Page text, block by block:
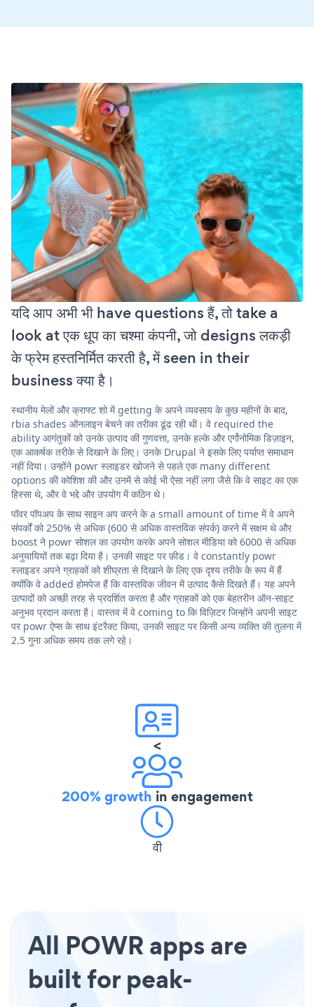
यदि आप अभी भी have questions हैं, तो take a
look at एक धूप का चश्मा कंपनी, जो designs लकड़ी
के फ्रेम हस्तनिर्मित करती है, में seen in their
business क्या है।
स्थानीय मेलों और क्राफ्ट शो में getting के अपने व्यवसाय के कुछ महीनों के बाद,
rbia shades ऑनलाइन बेचने का तरीका ढूंढ रही थी। वे required the
ability आगंतुकों को उनके उत्पाद की गुणवत्ता, उनके हल्के और एर्गोनोमिक डिज़ाइन,
एक आकर्षक तरीके से दिखाने के लिए। उनके Drupal ने इसके लिए पर्याप्त समाधान
नहीं दिया। उन्होंने powr स्लाइडर खोजने से पहले एक many different
options की कोशिश की और उनमें से कोई भी ऐसा नहीं लगा जैसे कि वे साइट का एक
हिस्सा थे, और वे भद्दे और उपयोग में कठिन थे।
पॉवर पॉपअप के साथ साइन अप करने के a small amount of time में वे अपने
संपर्कों को 250% से अधिक (600 से अधिक वास्तविक संपर्क) करने में सक्षम थे और
boost ने powr सोशल का उपयोग करके अपने सोशल मीडिया को 6000 से अधिक
अनुयायियों तक बढ़ा दिया है। उनकी साइट पर फ़ीड। वे constantly powr
स्लाइडर अपने ग्राहकों को शीघ्रता से दिखाने के लिए एक दृश्य तरीके के रूप में हैं
क्योंकि वे added होमपेज हैं कि वास्तविक जीवन में उत्पाद कैसे दिखते हैं। यह अपने
उत्पादों को अच्छी तरह से प्रदर्शित करता है और ग्राहकों को एक बेहतरीन ऑन-साइट
अनुभव प्रदान करता है। वास्तव में वे coming to कि विज़िटर जिन्होंने अपनी साइट
पर powr ऐप्स के साथ इंटरैक्ट किया, उनकी साइट पर किसी अन्य व्यक्ति की तुलना में
2.5 गुना अधिक समय तक लगे रहे।
<
200% growth in engagement
वी
All POWR apps are
built for peak-